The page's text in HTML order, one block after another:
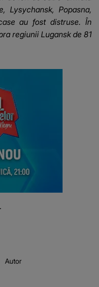
Popasna,
au fost distruse. În
regiunii Lugansk de 81
Autor